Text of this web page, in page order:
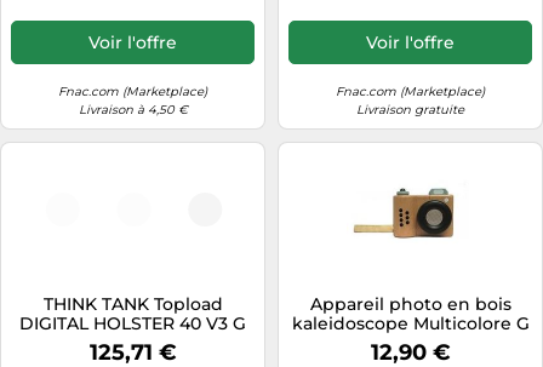
7,4V, Li-ion) G
Voir l'offre
Fnac.com (Marketplace)
Livraison à 4,50 €
Voir l'offre
Fnac.com (Marketplace)
Livraison gratuite
THINK TANK Topload
DIGITAL HOLSTER 40 V3 G
125,71 €
Appareil photo en bois
kaleidoscope Multicolore G
12,90 €